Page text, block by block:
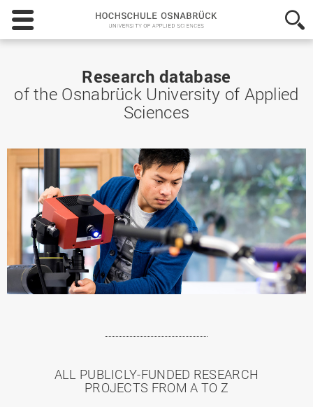
Hochschule
Osnabrück
-
Sciences
Research database
of the Osnabrück University of Applied
Sciences
ALL PUBLICLY-FUNDED RESEARCH
PROJECTS FROM A TO Z